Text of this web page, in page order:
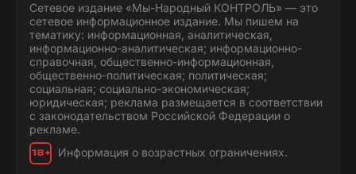
Сетевое издание «Мы-Народный КОНТРОЛЬ» — это
сетевое информационное издание. Мы пишем на
тематику: информационная, аналитическая,
информационно-аналитическая; информационно-
справочная, общественно-информационная,
общественно-политическая; политическая;
социальная; социально-экономическая;
юридическая; реклама размещается в соответствии
с законодательством Российской Федерации о
рекламе.
18+ Информация о возрастных ограничениях.